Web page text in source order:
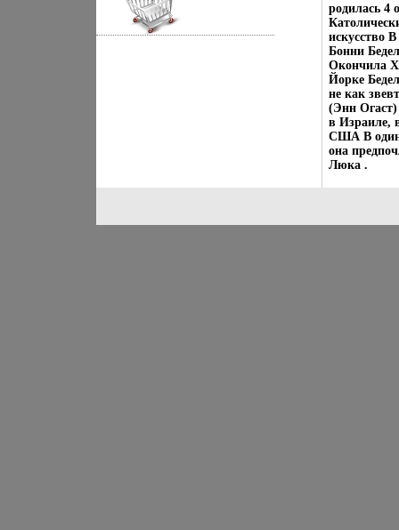
родилась 4
искусство
Бонни
Окончила
Йорке
не как
(Энн
в Израиле,
США В
она
Люка .